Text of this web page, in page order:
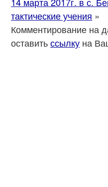
тактические учения »
Комментирование на
оставитьссылку на